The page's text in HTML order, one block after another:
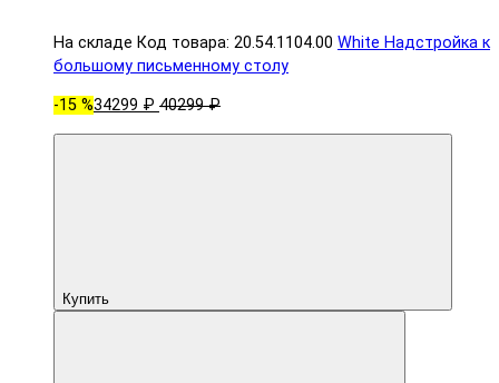
На складе Код товара: 20.54.1104.00 White Надстройка к
большому письменному столу
-15 %34299 ₽ 40299 ₽
Купить